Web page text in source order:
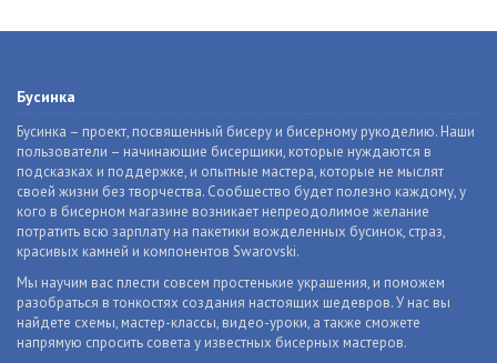
Бусинка
Бусинка – проект, посвященный бисеру и бисерному рукоделию. Наши
пользователи – начинающие бисерщики, которые нуждаются в
подсказках и поддержке, и опытные мастера, которые не мыслят
своей жизни без творчества. Сообщество будет полезно каждому, у
кого в бисерном магазине возникает непреодолимое желание
потратить всю зарплату на пакетики вожделенных бусинок, страз,
красивых камней и компонентов Swarovski.
Мы научим вас плести совсем простенькие украшения, и поможем
разобраться в тонкостях создания настоящих шедевров. У нас вы
найдете схемы, мастер-классы, видео-уроки, а также сможете
напрямую спросить совета у известных бисерных мастеров.